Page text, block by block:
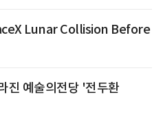
Lunar Collision Before
진 예술의전당 '전두환